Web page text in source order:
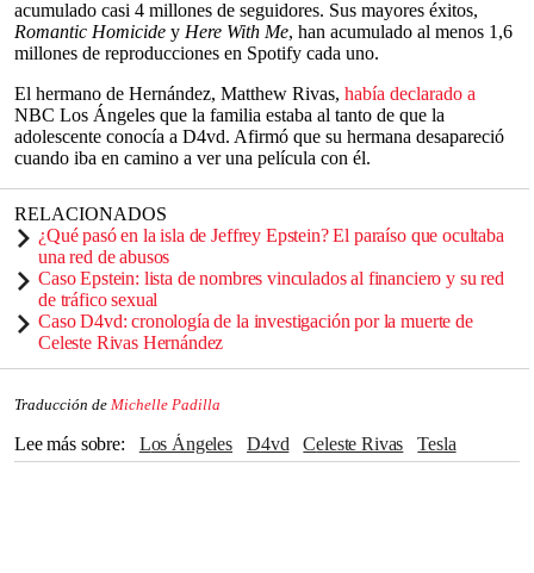
acumulado casi 4 millones de seguidores. Sus mayores éxitos,
Romantic Homicide y Here With Me, han acumulado al menos 1,6
millones de reproducciones en Spotify cada uno.
El hermano de Hernández, Matthew Rivas, había declarado a
NBC Los Ángeles que la familia estaba al tanto de que la
adolescente conocía a D4vd. Afirmó que su hermana desapareció
cuando iba en camino a ver una película con él.
RELACIONADOS
¿Qué pasó en la isla de Jeffrey Epstein? El paraíso que ocultaba
una red de abusos
Caso Epstein: lista de nombres vinculados al financiero y su red
de tráfico sexual
Caso D4vd: cronología de la investigación por la muerte de
Celeste Rivas Hernández
Traducción de Michelle Padilla
Lee más sobre Los Ángeles D4vd Celeste Rivas
Tesla